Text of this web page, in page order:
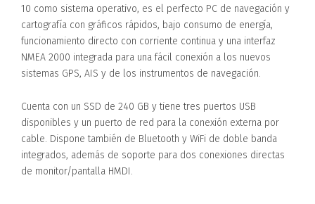
10 como sistema operativo, es el perfecto PC de navegación y
cartografía con gráficos rápidos, bajo consumo de energía,
funcionamiento directo con corriente continua y una interfaz
NMEA 2000 integrada para una fácil conexión a los nuevos
sistemas GPS, AIS y de los instrumentos de navegación.
Cuenta con un SSD de 240 GB y tiene tres puertos USB
disponibles y un puerto de red para la conexión externa por
cable. Dispone también de Bluetooth y WiFi de doble banda
integrados, además de soporte para dos conexiones directas
de monitor/pantalla HMDI.